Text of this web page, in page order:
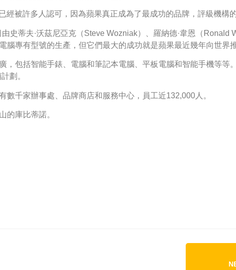
經被許多人認可，因為蘋果真正成為了最成功的品牌，評級機構
史蒂夫·沃茲尼亞克（Steve Wozniak）、羅納德·韋恩（Ronald
腦專有型號的生產，但它們最大的成功就是蘋果最近幾年向世
，包括智能手錶、電腦和筆記本電腦、平板電腦和智能手機等等
劃。
數千家辦事處、品牌商店和服務中心，員工近132,000人。
的庫比蒂諾。